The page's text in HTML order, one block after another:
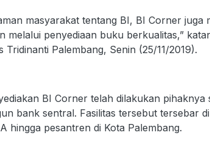
masyarakat tentang BI, BI Corner juga
melalui penyediaan buku berkualitas,”
Palembang, Senin (25/11/2019).
BI Corner telah dilakukan pihaknya
bank sentral. Fasilitas tersebut tersebar
hingga pesantren di Kota Palembang.